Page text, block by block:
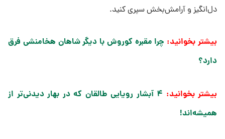
دل‌انگیز و آرامش‌بخش سپری کنید.
بیشتر بخوانید: چرا مقبره کوروش با دیگر شاهان هخامنشی فرق
دارد؟​
بیشتر بخوانید:
۴ آبشار رویایی طالقان که در بهار دیدنی‌تر از
همیشه‌اند!